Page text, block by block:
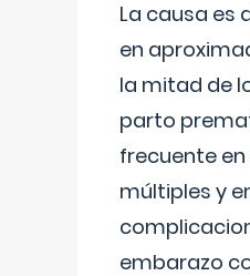
La causa es
en
la mitad de
parto
frecuente
múltiples y
embarazo